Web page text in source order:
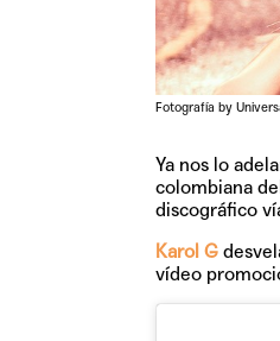
Fotografía by
Ya nos lo
colombiana
discográfico
Karol G
vídeo